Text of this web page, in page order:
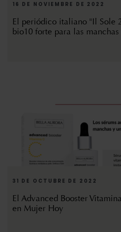
16 DE NOVIEMBRE DE 2022
El periódico italiano "Il Sole
bio10 forte para las manchas
31 DE OCTUBRE DE 2022
El Advanced Booster
en Mujer Hoy